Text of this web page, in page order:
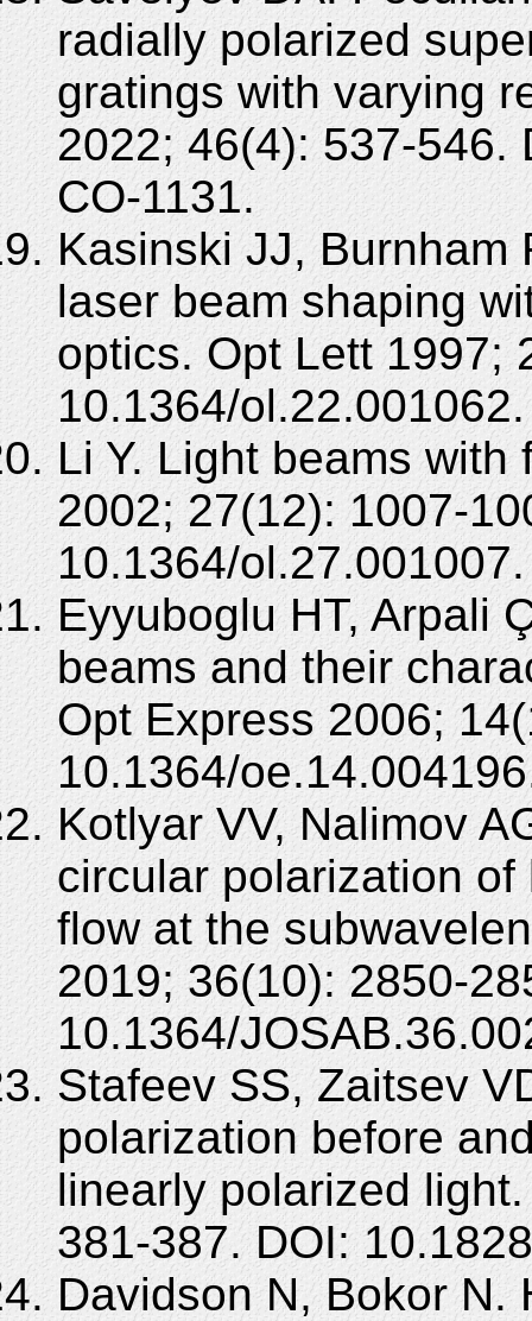
radially polarized
gratings with varying
2022; 46(4): 537-546.
CO-1131.
Kasinski JJ, Burnham
laser beam shaping
optics. Opt Lett 1997;
10.1364/ol.22.001062.
Li Y. Light beams
2002; 27(12): 1007-
10.1364/ol.27.001007.
Eyyuboglu HT, Arpali
beams and their
Opt Express 2006;
10.1364/
Kotlyar VV, Nalimov
circular polarization
flow at the
2019; 36(10): 2850-
10.1364/
Stafeev SS, Zaitsev
polarization before
linearly polarized
381-387. DOI:
Davidson N, Bokor N.